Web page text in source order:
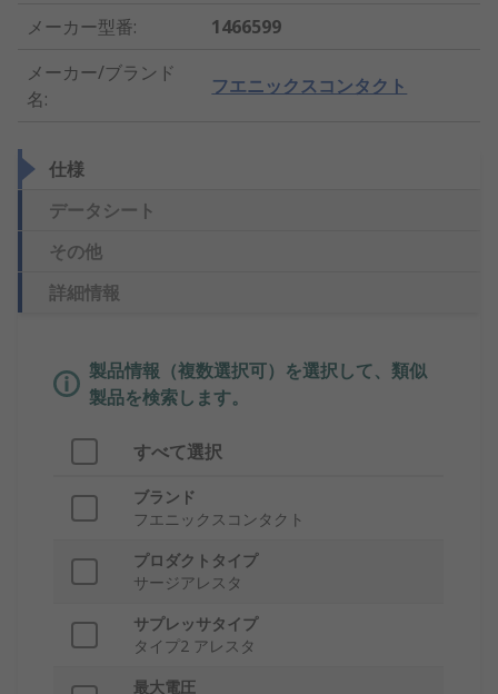
メーカー型番:
1466599
メーカー/ブランド
名:
フエニックスコンタクト
仕様
データシート
その他
詳細情報
製品情報（複数選択可）を選択して、類似
製品を検索します。
すべて選択
ブランド
フエニックスコンタクト
プロダクトタイプ
サージアレスタ
サプレッサタイプ
タイプ2 アレスタ
最大電圧